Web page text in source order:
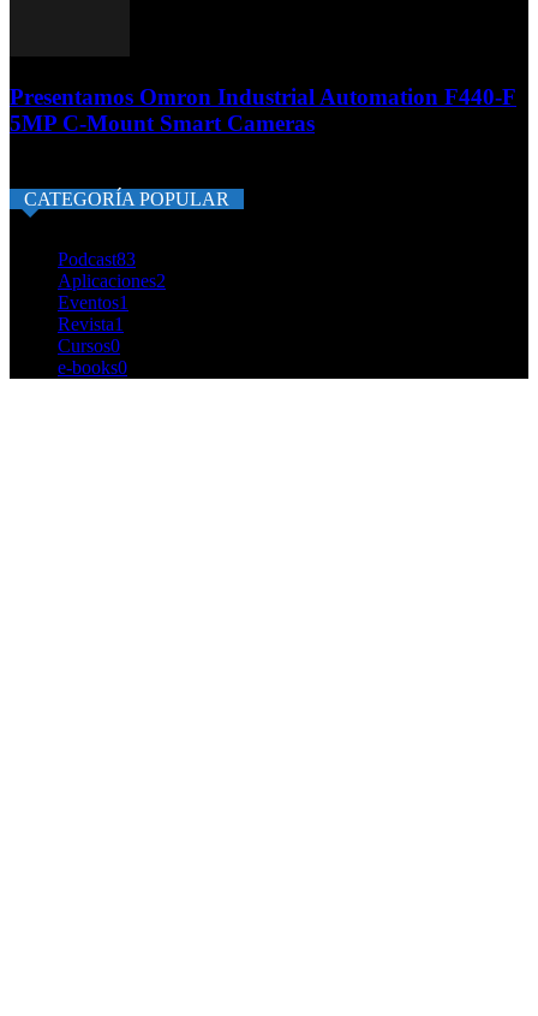
Presentamos Omron Industrial Automation F440-F
5MP C-Mount Smart Cameras
CATEGORÍA POPULAR
Podcast83
Aplicaciones2
Eventos1
Revista1
Cursos0
e-books0